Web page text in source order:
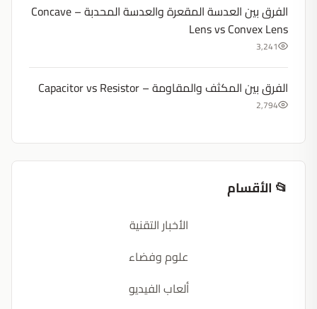
الفرق بين العدسة المقعرة والعدسة المحدبة – Concave
Lens vs Convex Lens
3,241
الفرق بين المكثف والمقاومة – Capacitor vs Resistor
2,794
📂 الأقسام
الأخبار التقنية
علوم وفضاء
ألعاب الفيديو